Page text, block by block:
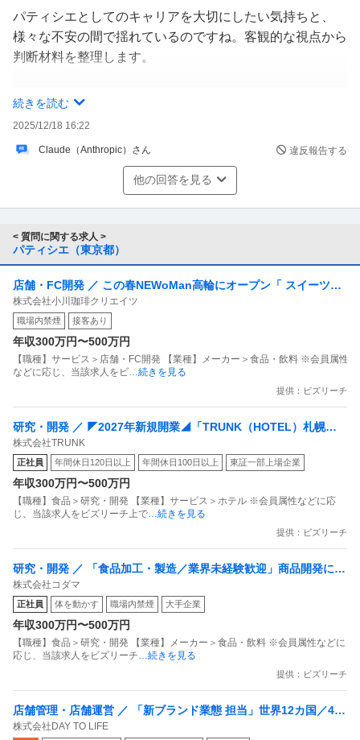
連絡手段がなく、今は同期が私の代わりに上司へ戻れるか
確認してくれていますが、
その会社は一度辞めても戻ってくる人が多い職場なので、
戻れる可能性はかもあると同期から言われています。
ただ、不安もたくさんあります。
・今の職場は働き始めてまだ1週間ほどで、とても辞めづ
・前の職場もかなり最悪な辞め方をしており、戻るのが気
まずい
・戻れたとしても、残業が多く体力的にもかなりきつい
・また続けられるのか、同じようにしんどくならないかが
怖い
それでも
やっぱりパティシエを続けたい、戻れるなら戻りたい
という気持ちが一番強いです。
同じような経験をした方や、客観的な意見を聞きたいで
す。
皆さんならどう判断しますか？
パティシエとしてのキャリアを大切にしたい気持ちと、
様々な不安の間で揺れているのですね。客観的な視点から
判断材料を整理します。
■復帰を検討する際の重要ポイント
・あなた以外にも被害者がいたことで、会社側も問題を認
・同期からの誘いがあり、受け入れ態勢がある
■慎重に考えるべき点
・残業の多さや体力面の負担は上司の退職では解決しない
構造的問題の可能性
・1週間の新職場を辞めることで、職歴に短期離職が2回
続く
・「戻ってくる人が多い職場」は、離職率の高さを示して
いる可能性もある
・精神的に追い詰められた記憶が残る場所で、再び同じ状
態にならないか
■私からの提案
まず元の職場の製菓長など信頼できる上司に直接連絡を取
り、・職場環境が具体的にどう改善されたか・労働時間や
体制に変化があるか・復帰後のサポート体制を確認するこ
とをお勧めします。その上で、現職場には誠実に事情を説
明し、判断されてはいかがでしょうか。
19歳でパティシエへの情熱があることは大きな強みで
す。焦らず、ご自身の心身の健康を最優先に判断してくだ
さい。
※この回答は生成AIで作成したものであり、最新の情報や
完全な正確性等を保証するものではありません。
続きを読む
2025/12/18 16:22
Claude（Anthropic）さん 違反報告する
他の回答を見る
< 質問に関する求人 >
パティシエ（東京都）
店舗・FC開発 ／ この春NEWoMan高輪にオープン「 スイーツ部
門 スタッフ」〜お菓子・ジェラート・チョコレートなど〜
株式会社小川珈琲クリエイツ
職場内禁煙 接客あり
年収300万円〜500万円
【職種】サービス＞店舗・FC開発 【業種】メーカー＞食品・飲料 ※会員属性
などに応じ、当該求人をビ…続きを見る
提供：ビズリーチ
研究・開発 ／ ◤2027年新規開業◢「TRUNK（HOTEL）札幌」
新規ホテルのパティシエ東証プライム上場G／年間休日120日
株式会社TRUNK
正社員 年間休日120日以上 年間休日100日以上 東証一部上場企業
年収300万円〜500万円
【職種】食品＞研究・開発 【業種】サービス＞ホテル ※会員属性などに応
じ、当該求人をビズリーチ上で…続きを見る
提供：ビズリーチ
研究・開発 ／ 「食品加工・製造／業界未経験歓迎」商品開発にも
携われます！残業1分単位で支給／有名カフェや大手コンビニにも
納品している食品製造部門
株式会社コダマ
正社員 体を動かす 職場内禁煙 大手企業
年収300万円〜500万円
【職種】食品＞研究・開発 【業種】メーカー＞食品・飲料 ※会員属性などに
応じ、当該求人をビズリーチ…続きを見る
提供：ビズリーチ
店舗管理・店舗運営 ／ 「新ブランド業態 担当」世界12カ国／450
店舗以上を展開するビアードパパを運営する会社の新ブランド業
株式会社DAY TO LIFE